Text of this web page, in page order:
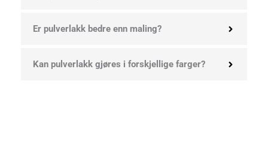
Er pulverlakk bedre enn maling?
Kan pulverlakk gjøres i forskjellige farger?